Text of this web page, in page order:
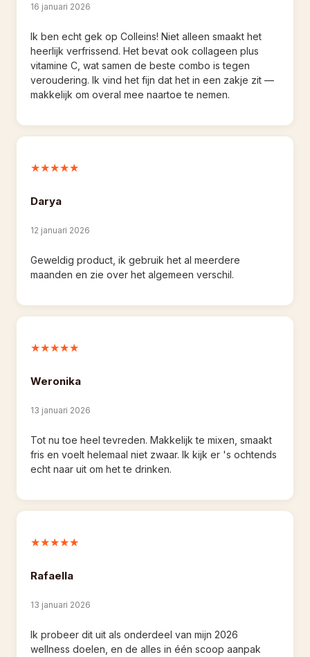
16 januari 2026
Ik ben echt gek op Colleins! Niet alleen smaakt het
heerlijk verfrissend. Het bevat ook collageen plus
vitamine C, wat samen de beste combo is tegen
veroudering. Ik vind het fijn dat het in een zakje zit —
makkelijk om overal mee naartoe te nemen.
★★★★★
Darya
12 januari 2026
Geweldig product, ik gebruik het al meerdere
maanden en zie over het algemeen verschil.
★★★★★
Weronika
13 januari 2026
Tot nu toe heel tevreden. Makkelijk te mixen, smaakt
fris en voelt helemaal niet zwaar. Ik kijk er 's ochtends
echt naar uit om het te drinken.
★★★★★
Rafaella
13 januari 2026
Ik probeer dit uit als onderdeel van mijn 2026
wellness doelen, en de alles in één scoop aanpak